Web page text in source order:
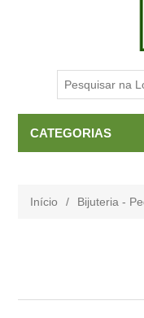
CATEGORIAS
Início / Bijuteria -